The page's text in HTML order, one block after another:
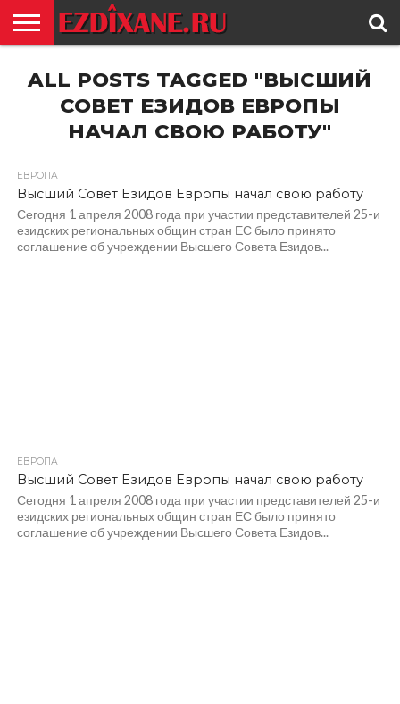
ЕЗИДИЗМ
НОВОСТИ
ИСТОРИЯ
КУЛЬТУРА
КОНТАКТ
ALL POSTS TAGGED "ВЫСШИЙ
СОВЕТ ЕЗИДОВ ЕВРОПЫ
НАЧАЛ СВОЮ РАБОТУ"
ЕВРОПА
Высший Совет Езидов Европы начал свою работу
Сегодня 1 апреля 2008 года при участии представителей 25-и
езидских региональных общин стран ЕС было принято
соглашение об учреждении Высшего Совета Езидов...
ЕВРОПА
Высший Совет Езидов Европы начал свою работу
Сегодня 1 апреля 2008 года при участии представителей 25-и
езидских региональных общин стран ЕС было принято
соглашение об учреждении Высшего Совета Езидов...